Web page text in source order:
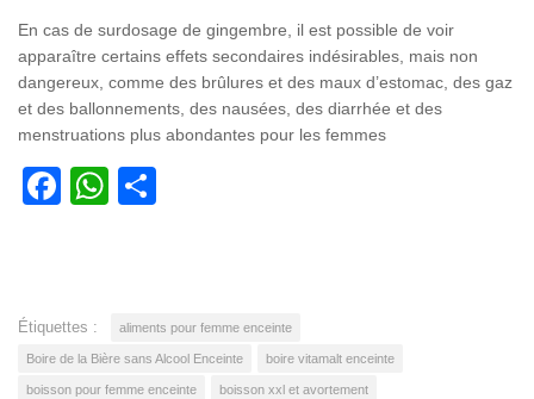
En cas de surdosage de gingembre, il est possible de voir
apparaître certains effets secondaires indésirables, mais non
dangereux, comme des brûlures et des maux d’estomac, des gaz
et des ballonnements, des nausées, des diarrhée et des
menstruations plus abondantes pour les femmes
Facebook
WhatsApp
Étiquettes : aliments pour femme enceinte
Boire de la Bière sans Alcool Enceinte boire vitamalt enceinte
boisson pour femme enceinte boisson xxl et avortement